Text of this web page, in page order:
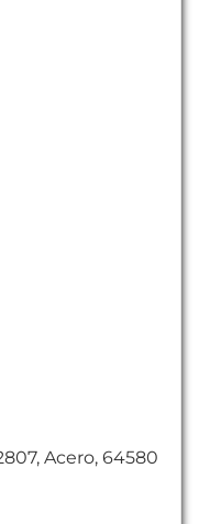
Acero, 64580